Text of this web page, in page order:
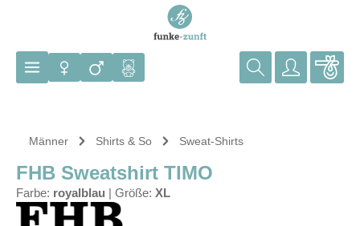
Männer Shirts & So Sweat-Shirts
FHB Sweatshirt TIMO
Farbe: royalblau Größe: XL